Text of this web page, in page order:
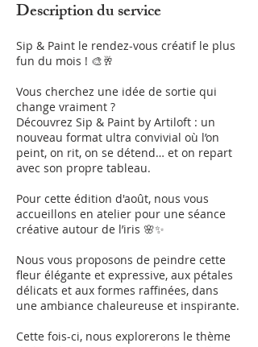
Description du service
Sip & Paint le rendez-vous créatif le plus
fun du mois ! 🎨🥂
Vous cherchez une idée de sortie qui
change vraiment ?
Découvrez Sip & Paint by Artiloft : un
nouveau format ultra convivial où l’on
peint, on rit, on se détend… et on repart
avec son propre tableau.
Pour cette édition d'août, nous vous
accueillons en atelier pour une séance
créative autour de l’iris 🌸✨
Nous vous proposons de peindre cette
fleur élégante et expressive, aux pétales
délicats et aux formes raffinées, dans
une ambiance chaleureuse et inspirante.
Cette fois-ci, nous explorerons le thème